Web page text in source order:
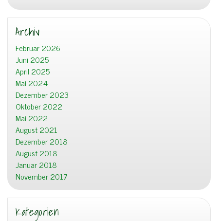
Archiv
Februar 2026
Juni 2025
April 2025
Mai 2024
Dezember 2023
Oktober 2022
Mai 2022
August 2021
Dezember 2018
August 2018
Januar 2018
November 2017
Kategorien